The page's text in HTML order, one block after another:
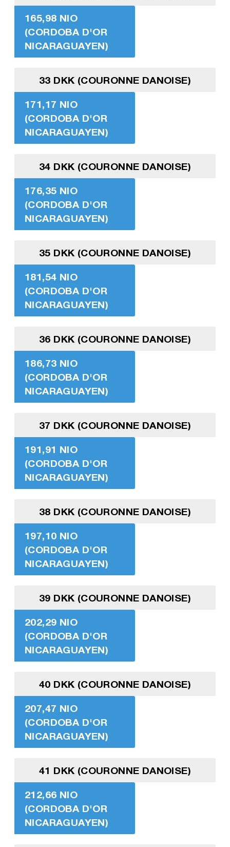
165,98 NIO
(CORDOBA D'OR
NICARAGUAYEN)
33 DKK (COURONNE DANOISE)
171,17 NIO
(CORDOBA D'OR
NICARAGUAYEN)
34 DKK (COURONNE DANOISE)
176,35 NIO
(CORDOBA D'OR
NICARAGUAYEN)
35 DKK (COURONNE DANOISE)
181,54 NIO
(CORDOBA D'OR
NICARAGUAYEN)
36 DKK (COURONNE DANOISE)
186,73 NIO
(CORDOBA D'OR
NICARAGUAYEN)
37 DKK (COURONNE DANOISE)
191,91 NIO
(CORDOBA D'OR
NICARAGUAYEN)
38 DKK (COURONNE DANOISE)
197,10 NIO
(CORDOBA D'OR
NICARAGUAYEN)
39 DKK (COURONNE DANOISE)
202,29 NIO
(CORDOBA D'OR
NICARAGUAYEN)
40 DKK (COURONNE DANOISE)
207,47 NIO
(CORDOBA D'OR
NICARAGUAYEN)
41 DKK (COURONNE DANOISE)
212,66 NIO
(CORDOBA D'OR
NICARAGUAYEN)